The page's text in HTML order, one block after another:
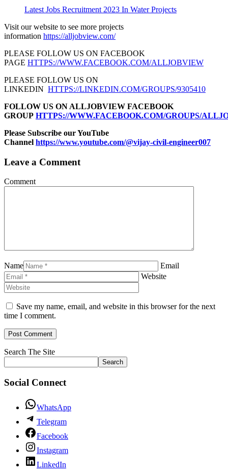
Latest Jobs Recruitment 2023 In Water Projects
Visit our website to see more projects
information https://alljobview.com/
PLEASE FOLLOW US ON FACEBOOK
PAGE HTTPS://WWW.FACEBOOK.COM/ALLJOBVIEW
PLEASE FOLLOW US ON
LINKEDIN HTTPS://LINKEDIN.COM/GROUPS/9305410
FOLLOW US ON ALLJOBVIEW FACEBOOK
GROUP HTTPS://WWW.FACEBOOK.COM/GROUPS/
Please Subscribe our YouTube
Channel https://www.youtube.com/@vijay-civil-engineer007
Leave a Comment
Comment
Name
Email
Website
Save my name, email, and website in this browser for the next
time I comment.
Search The Site
Search
Social Connect
WhatsApp
Telegram
Facebook
Instagram
LinkedIn